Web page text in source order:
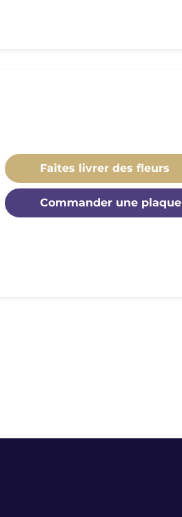
Faites livrer des fleurs
Commander une plaque